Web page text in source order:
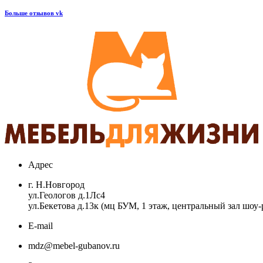
Больше отзывов vk
Адрес
г. Н.Новгород
ул.Геологов д.1Лс4
ул.Бекетова д.13к (мц БУМ, 1 этаж, центральный зал
E-mail
mdz@mebel-gubanov.ru